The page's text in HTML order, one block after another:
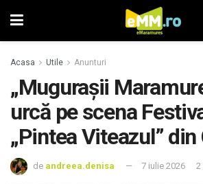
Acasa Utile Anunturi
„Mugurașii
urcă pe scena
„Pintea Viteazul”
de andreea.denisa 7 iulie 2026 2